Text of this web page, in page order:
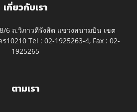
เกี่ยวกับเรา
6 ถ.วิภาวดีรังสิต แขวงสนามบิน เขต
10210 Tel : 02-1925263-4, Fax : 02-
1925265
ตามเรา